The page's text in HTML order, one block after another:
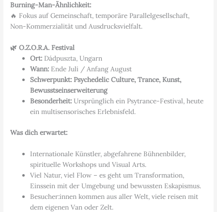
Burning-Man-Ähnlichkeit:
🔥 Fokus auf Gemeinschaft, temporäre Parallelgesellschaft,
Non-Kommerzialität und Ausdrucksvielfalt.
🌿 O.Z.O.R.A. Festival
Ort: Dádpuszta, Ungarn
Wann: Ende Juli / Anfang August
Schwerpunkt: Psychedelic Culture, Trance, Kunst,
Bewusstseinserweiterung
Besonderheit: Ursprünglich ein Psytrance-Festival, heute
ein multisensorisches Erlebnisfeld.
Was dich erwartet:
Internationale Künstler, abgefahrene Bühnenbilder,
spirituelle Workshops und Visual Arts.
Viel Natur, viel Flow – es geht um Transformation,
Einssein mit der Umgebung und bewussten Eskapismus.
Besucher:innen kommen aus aller Welt, viele reisen mit
dem eigenen Van oder Zelt.